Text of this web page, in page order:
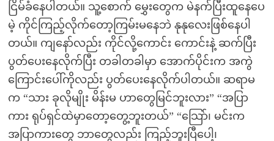
ငြိမ်ခံနေပါတယ်။ သူ့စောက် မွှေးတွေက မဲနက်ပြီးထူနေပေ
မဲ့ ကိုင်ကြည့်လိုက်တော့ကြမ်းမနေဘဲ နုနုလေးဖြစ်နေပါ
တယ်။ ကျနော်လည်း ကိုင်လို့ကောင်း ကောင်းနဲ့ ဆက်ပြီး
ပွတ်ပေးနေလိုက်ပြီး တခါတခါမှာ အောက်ပိုင်းက အကွဲ
ကြောင်းပေါ်ကိုလည်း ပွတ်ပေးနေလိုက်ပါတယ်။ ဆရာမ
က “သား ခုလိုမျိုး မိန်းမ ဟာတွေမြင်ဘူးလား” “အပြာ
ကား ရုပ်ရှင်ထဲမှာတော့တွေ့ဘူးတယ်” “သြော်၊ မင်းက
အပြာကားတွေ ဘာတွေလည်း ကြည့်ဘူးပြီပေါ့၊